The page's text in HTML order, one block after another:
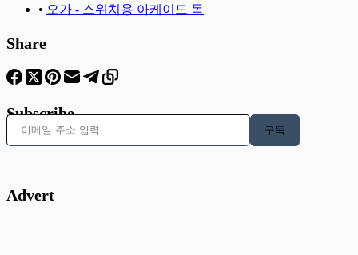
• 오가 - 스위치용 아케이드 독
Share
Subscribe
이메일 주소 입력…
구독
Advert